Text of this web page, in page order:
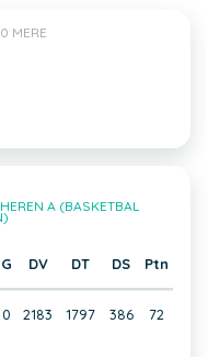
MERE
A (BASKETBAL
G DV DT DS Ptn
0 2183 1797 386 72